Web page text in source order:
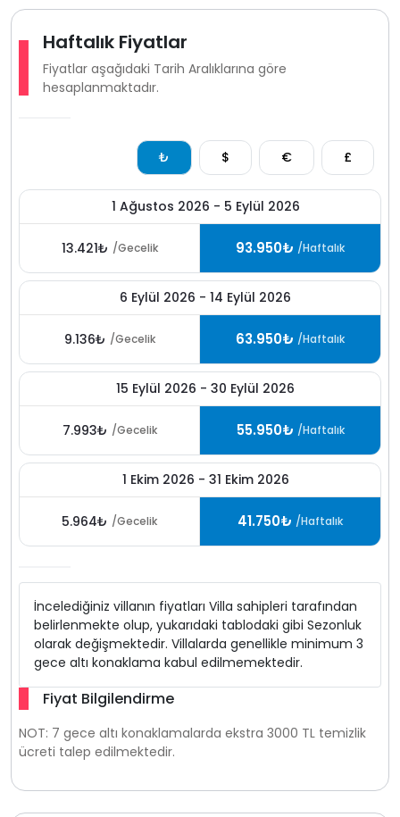
doğa içinde yapısıısıtmalı havuzu jakuzi detayı ve
sunduğu mahremiyetle öne çıkan bu lüks villamız yılın
her döneminde konforlu bir kiralık villa tatili arayanlar
için güçlü bir alternatiftir.
mahremiyet odaklı bölgelerinden biridir. serin
havası yeşil dokusu ve korunaklı villa yapılarıyla özellikle
muhafazakâr tatil anlayışını benimseyen misafirler
tarafından tercih edilir. aynı zamanda Kalkan
merkezine kısa sürede ulaşım imkânı sunarak huzur ve
erişilebilirliği bir arada sağlar.
Haftalık Fiyatlar
Fiyatlar aşağıdaki Tarih Aralıklarına göre
hesaplanmaktadır.
₺ $ € £
1 Ağustos 2026 - 5 Eylül 2026
13.421₺ /Gecelik 93.950₺ /Haftalık
6 Eylül 2026 - 14 Eylül 2026
9.136₺ /Gecelik 63.950₺ /Haftalık
15 Eylül 2026 - 30 Eylül 2026
7.993₺ /Gecelik 55.950₺ /Haftalık
1 Ekim 2026 - 31 Ekim 2026
5.964₺ /Gecelik 41.750₺ /Haftalık
İncelediğiniz villanın fiyatları Villa sahipleri tarafından
belirlenmekte olup, yukarıdaki tablodaki gibi Sezonluk
olarak değişmektedir. Villalarda genellikle minimum 3
gece altı konaklama kabul edilmemektedir.
Fiyat Bilgilendirme
NOT: 7 gece altı konaklamalarda ekstra 3000 TL temizlik
ücreti talep edilmektedir.